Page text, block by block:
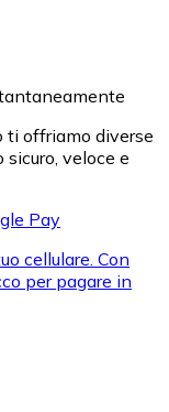
ti offriamo diverse
veloce e
Pay
cellulare. Con
per pagare in